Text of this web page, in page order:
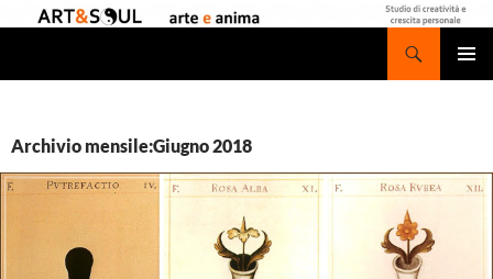
Archivio mensile:Giugno 2018